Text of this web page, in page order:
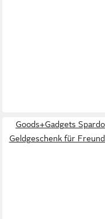
Goods+Gadgets
Geldgeschenk für